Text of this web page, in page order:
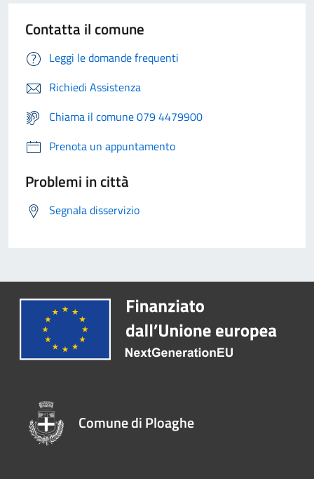
Contatta il comune
Leggi le domande frequenti
Richiedi Assistenza
Chiama il comune 079 4479900
Prenota un appuntamento
Problemi in città
Segnala disservizio
Comune di Ploaghe